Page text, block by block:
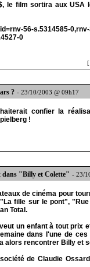
le film sortira aux
56-s.5314585-
0
? - 23/10/2003 @ 09h17
confier la
!
dans "Billy et Colette" - 23/
de cinéma pour
fille sur le pont",
Total.
un enfant à tout prix
dans l'une de
alors rencontrer Billy et
de Claudie